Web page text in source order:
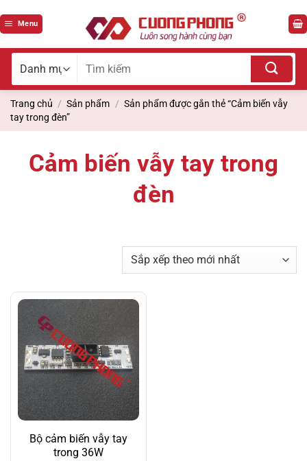
qua
Menu
Tìm
Trang chủ / Sản phẩm / Sản phẩm được gắn thẻ “Cảm biến vẫy
tay trong đèn”
Cảm biến vẫy tay trong
đèn
Bộ cảm biến vẫy tay
trong 36W